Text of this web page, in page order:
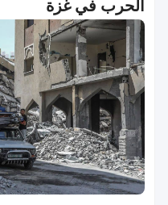
الحرب في غزة